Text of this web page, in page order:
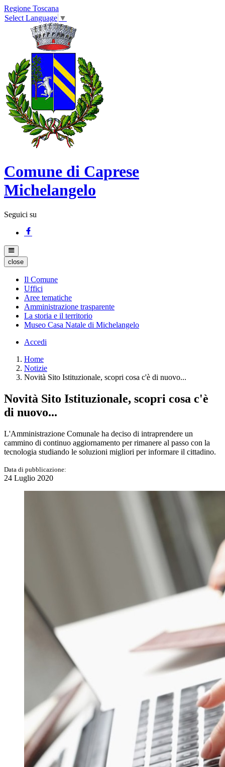
Regione Toscana
Select Language ▼
Comune di Caprese
Michelangelo
Seguici su
close
Il Comune
Uffici
Aree tematiche
Amministrazione trasparente
La storia e il territorio
Museo Casa Natale di Michelangelo
Accedi
Home
Notizie
Novità Sito Istituzionale, scopri cosa c'è di nuovo...
Novità Sito Istituzionale, scopri cosa c'è
di nuovo...
L'Amministrazione Comunale ha deciso di intraprendere un
cammino di continuo aggiornamento per rimanere al passo con la
tecnologia studiando le soluzioni migliori per informare il cittadino.
Data di pubblicazione:
24 Luglio 2020